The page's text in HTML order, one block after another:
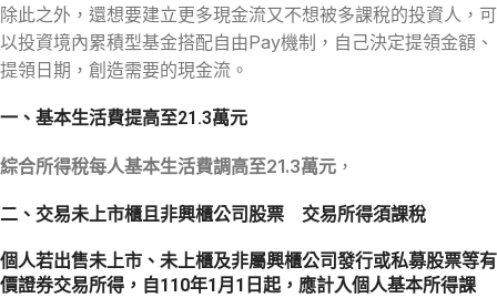
除此之外，還想要建立更多現金流又不想被多課稅的投資人，可
以投資境內累積型基金搭配自由Pay機制，自己決定提領金額、
提領日期，創造需要的現金流。
一、基本生活費提高至21.3萬元
綜合所得稅每人基本生活費調高至21.3萬元 ，
二、交易未上市櫃且非興櫃公司股票 交易所得須課稅
個人若出售未上市、未上櫃及非屬興櫃公司發行或私募股票等有
價證券交易所得，自110年1月1日起，應計入個人基本所得課